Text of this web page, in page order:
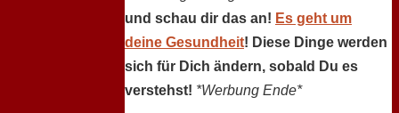
und schau dir das an! Es geht um
deine Gesundheit! Diese Dinge werden
sich für Dich ändern, sobald Du es
verstehst! *Werbung Ende*